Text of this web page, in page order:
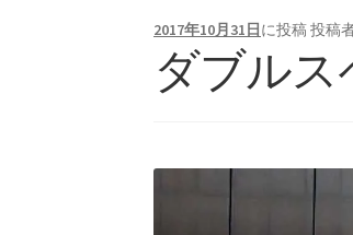
2017年10月31日に投稿投稿
ダブルス